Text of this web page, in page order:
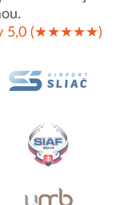
5,0 (★★★★★)